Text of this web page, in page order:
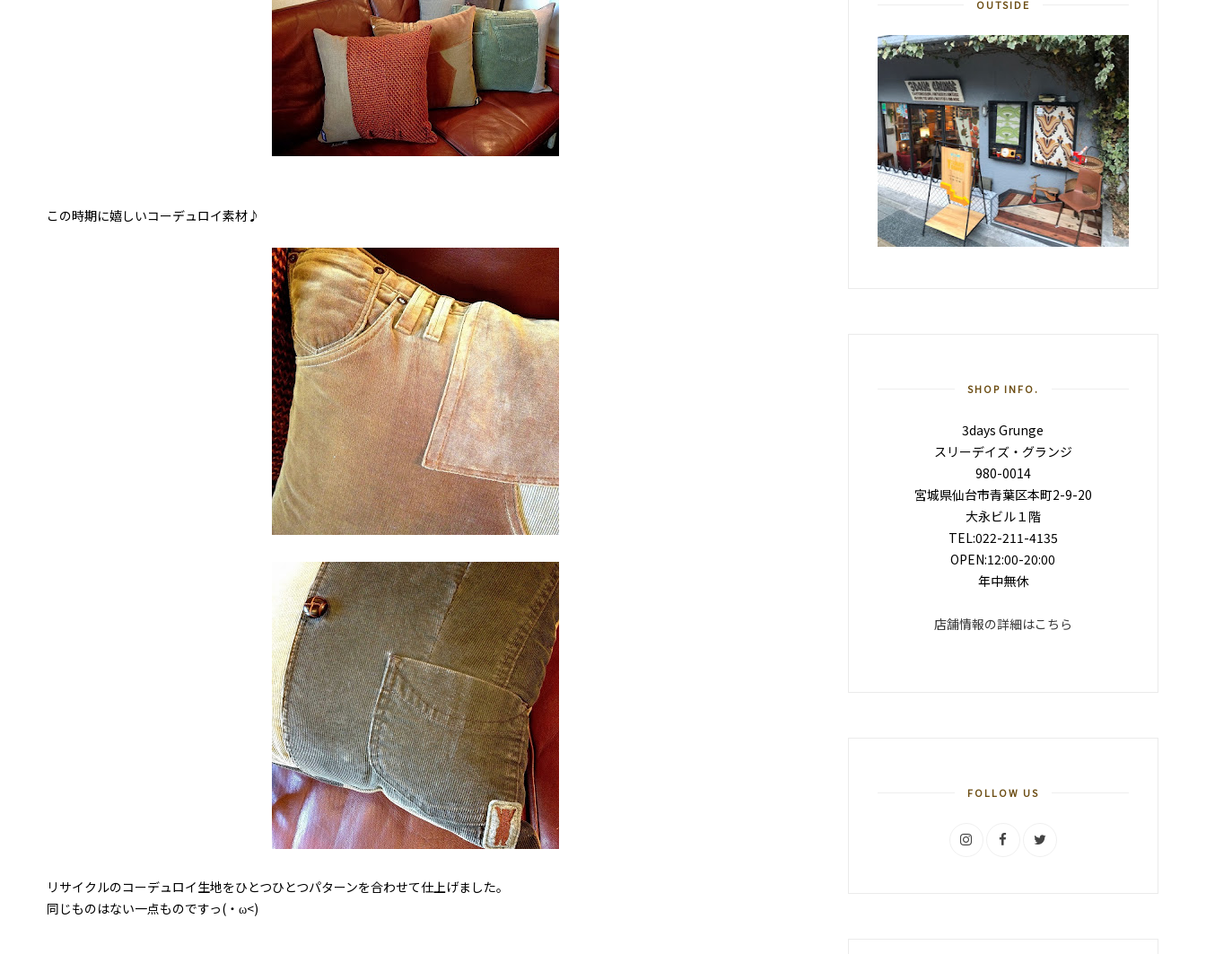
この時期に嬉しいコーデュロイ素材♪
リサイクルのコーデュロイ生地をひとつひとつパターンを合わせて仕上げました。
同じものはない一点ものですっ(・ω<)
OUTSIDE
SHOP INFO.
3days Grunge
スリーデイズ・グランジ
980-0014
宮城県仙台市青葉区本町2-9-20
大永ビル１階
TEL:022-211-4135
OPEN:12:00-20:00
年中無休
店舗情報の詳細はこちら
FOLLOW US